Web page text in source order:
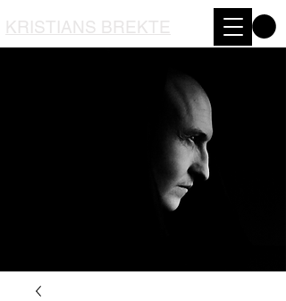
KRISTIANS BREKTE